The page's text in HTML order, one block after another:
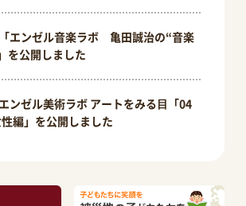
「エンゼル音楽ラボ 亀田誠治の“音楽
を公開しました
エンゼル美術ラボ アートをみる⽬「04
編」を公開しました